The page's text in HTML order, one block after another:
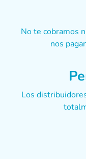
No te cobramos
nos
Los